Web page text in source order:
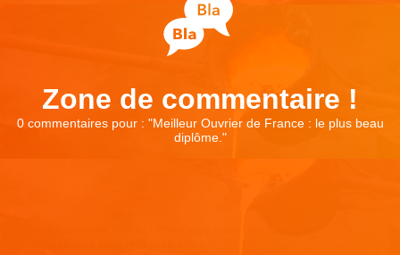
Zone de commentaire !
0 commentaires pour : "Meilleur Ouvrier de France : le plus beau
diplôme. "